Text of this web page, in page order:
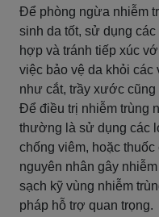
Để phòng ngừa nhiễm
sinh da tốt, sử dụng
hợp và tránh tiếp xúc
việc bảo vệ da khỏi
như cắt, trầy xước cũng
Để điều trị nhiễm trùng
thường là sử dụng các
chống viêm, hoặc
nguyên nhân gây
sạch kỹ vùng nhiễm
pháp hỗ trợ quan trọng.